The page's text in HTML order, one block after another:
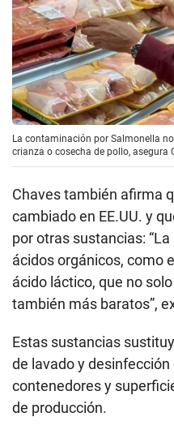
La contaminación por Salmonella
crianza o cosecha de pollo, asegura
Chaves también afirma
cambiado en EE.UU. y
por otras sustancias:
ácidos orgánicos, como
ácido láctico, que no
también más baratos”,
Estas sustancias
de lavado y desinfección
contenedores y
de producción.